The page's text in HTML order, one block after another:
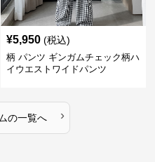
¥5,950 (税込)
柄 パンツ ギンガムチェック柄ハ
イウエストワイドパンツ
の一覧へ ›